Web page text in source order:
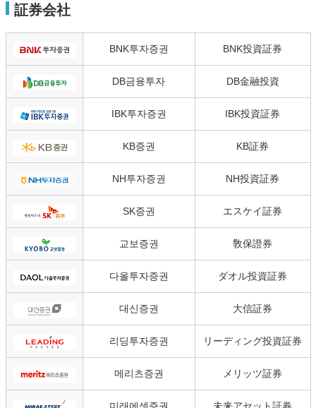
証券会社
BNK투자증권 BNK投資証券
DB금융투자 DB金融投資
IBK투자증권 IBK投資証券
KB증권 KB証券
NH투자증권 NH投資証券
SK증권 エスケイ証券
교보증권 敎保證券
다올투자증권 ダオル投資証券
대신증권 大信証券
리딩투자증권 リーディング投資証券
메리츠증권 メリッツ証券